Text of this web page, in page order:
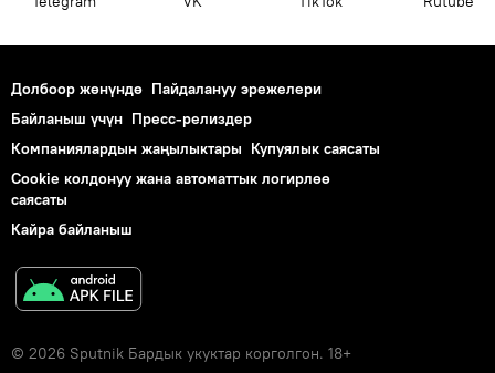
Долбоор жөнүндө Пайдалануу эрежелери
Байланыш үчүн Пресс-релиздер
Компаниялардын жаңылыктары Купуялык саясаты
Cookie колдонуу жана автоматтык логирлөө
саясаты
Кайра байланыш
© 2026 Sputnik Бардык укуктар корголгон. 18+